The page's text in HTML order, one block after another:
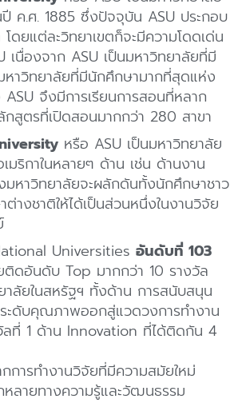
ค.ศ. 1885 ซึ่งปัจจุบัน ASU ประกอบ
ดยแต่ละวิทยาเขตก็จะมีความโดดเด่น
เนื่องจาก ASU เป็นมหาวิทยาลัยที่มี
หาวิทยาลัยที่มีนักศึกษามากที่สุดแห่ง
ASU จึงมีการเรียนการสอนที่หลาก
สูตรที่เปิดสอนมากกว่า 280 สาขา
หรือ ASU เป็นมหาวิทยาลัย
มริกาในหลายๆ ด้าน เช่น ด้านงาน
หาวิทยาลัยจะผลักดันทั้งนักศึกษาชาว
างชาติให้ได้เป็นส่วนหนึ่งในงานวิจัย
Universities อันดับที่ 103
ติดอันดับ Top มากกว่า 10 รางวัล
าลัยในสหรัฐฯ ทั้งด้าน การสนับสนุน
ดับคุณภาพออกสู่แวดวงการทำงาน
ลที่ 1 ด้าน Innovation ที่ได้ติดกัน 4
การทำงานวิจัยที่มีความสมัยใหม่
ลายทางความรู้และวัฒนธรรม